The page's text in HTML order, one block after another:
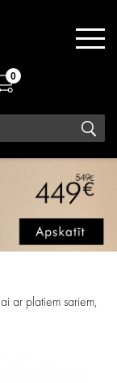
0
ar platiem sariem,